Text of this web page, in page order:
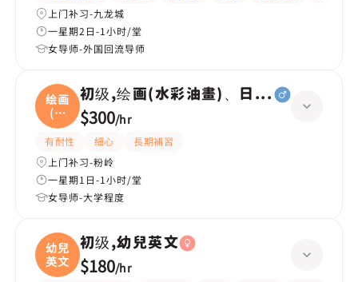
上门补习-九龙城
一星期2日-1小时/堂
女导师-外国回流导师
绘画
(水
彩
初级,绘画(水彩油畫)、日文|高级,成人
$300/hr
有耐性 細心
長期補習
上门补习-粉岭
一星期1日-1小时/堂
女导师-大学程度
幼兒
英文
初级,幼兒英文
$180/hr